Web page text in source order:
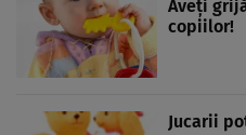
Aveţi
copiilor!
Jucarii